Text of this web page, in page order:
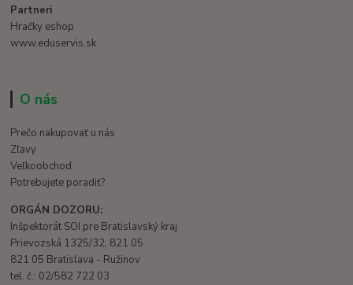
Partneri
Hračky eshop
www.eduservis.sk
O nás
Prečo nakupovať u nás
Zľavy
Veľkoobchod
Potrebujete poradiť?
ORGÁN DOZORU:
Inšpektorát SOI pre Bratislavský kraj
Prievozská 1325/32, 821 05
821 05 Bratislava - Ružinov
tel. č.: 02/582 722 03